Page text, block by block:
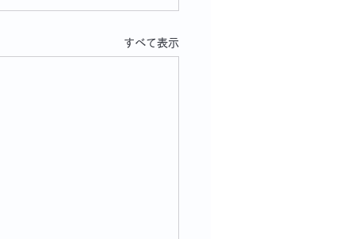
すべて表示